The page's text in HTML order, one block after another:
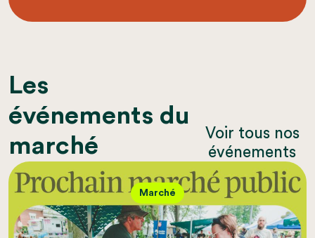
Les
événements du
marché
Voir tous nos
événements
Marché